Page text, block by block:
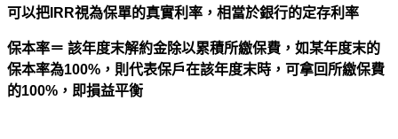
可以把IRR視為保單的真實利率，相當於銀行的定存利率
保本率＝ 該年度末解約金除以累積所繳保費，如某年度末的
保本率為100%，則代表保戶在該年度末時，可拿回所繳保費
的100%，即損益平衡